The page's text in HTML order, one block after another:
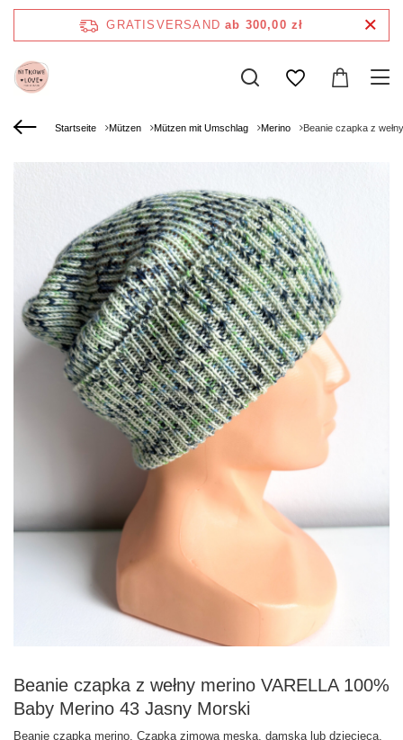
GRATISVERSAND ab 300,00 zł
Startseite Mützen Mützen mit Umschlag Merino Beanie czapka z
Beanie czapka z wełny merino VARELLA 100%
Baby Merino 43 Jasny Morski
Beanie czapka merino. Czapka zimowa męska, damska lub dziecięca,